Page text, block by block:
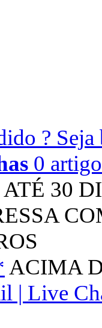
?
0
ATÉ 30
ACIMA
| Live